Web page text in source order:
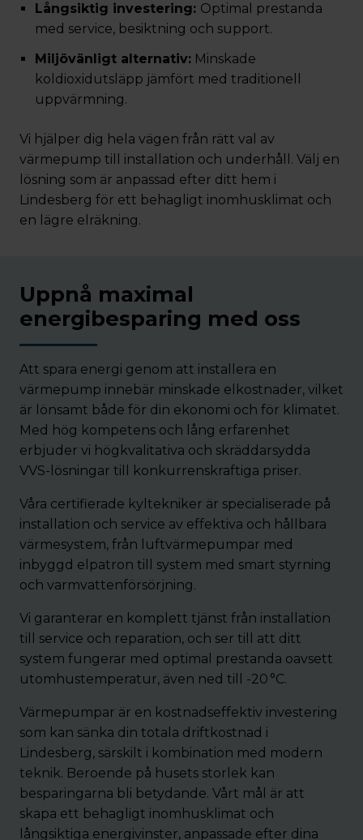
Långsiktig investering: Optimal prestanda
med service, besiktning och support.
Miljövänligt alternativ: Minskade
koldioxidutsläpp jämfört med traditionell
uppvärmning.
Vi hjälper dig hela vägen från rätt val av
värmepump till installation och underhåll. Välj en
lösning som är anpassad efter ditt hem i
Lindesberg för ett behagligt inomhusklimat och
en lägre elräkning.
Uppnå maximal
energibesparing med oss
Att spara energi genom att installera en
värmepump innebär minskade elkostnader, vilket
är lönsamt både för din ekonomi och för klimatet.
Med hög kompetens och lång erfarenhet
erbjuder vi högkvalitativa och skräddarsydda
VVS-lösningar till konkurrenskraftiga priser.
Våra certifierade kyltekniker är specialiserade på
installation och service av effektiva och hållbara
värmesystem, från luftvärmepumpar med
inbyggd elpatron till system med smart styrning
och varmvattenförsörjning.
Vi garanterar en komplett tjänst från installation
till service och reparation, och ser till att ditt
system fungerar med optimal prestanda oavsett
utomhustemperatur, även ned till -20 °C.
Värmepumpar är en kostnadseffektiv investering
som kan sänka din totala driftkostnad i
Lindesberg, särskilt i kombination med modern
teknik. Beroende på husets storlek kan
besparingarna bli betydande. Vårt mål är att
skapa ett behagligt inomhusklimat och
långsiktiga energivinster, anpassade efter dina